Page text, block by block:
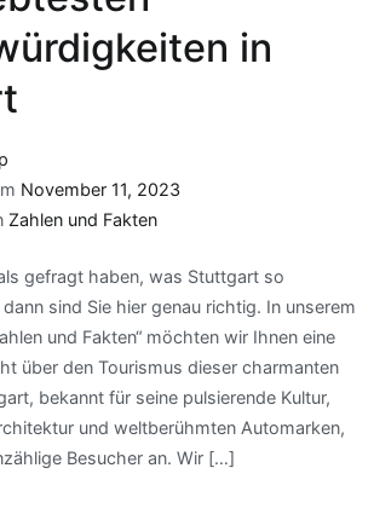
in
November 11, 2023
Zahlen und Fakten
gefragt haben, was Stuttgart so
sind Sie hier genau richtig. In unserem
und Fakten“ möchten wir Ihnen eine
über den Tourismus dieser charmanten
bekannt für seine pulsierende Kultur,
und weltberühmten Automarken,
Besucher an. Wir […]